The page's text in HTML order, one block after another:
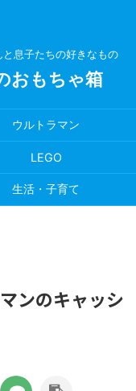
息子たちの好きなもの
おもちゃ箱
ウルトラマン
LEGO
生活・子育て
ンのキャッシ